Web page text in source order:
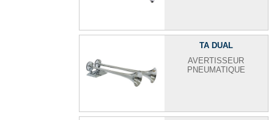
TA DUAL
AVERTISSEUR
PNEUMATIQUE